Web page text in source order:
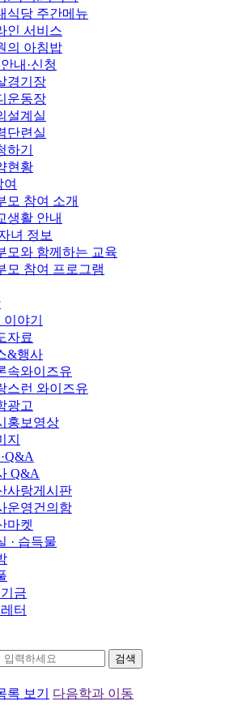
식당 주간메뉴
인 서비스
의 아침밥
내·신청
경기장
운동장
설계실
단련실
하기
현황
여
모 참여 소개
생활 안내
녀 정보
모와 함께하는 교육
모 참여 프로그램
야기
자료
&행사
속와이즈유
스런 와이즈유
광고
홍보영상
지
Q&A
사랑게시판
운영건의함
마켓
· 습득물
금
터
검색
록 보기 다음학과 이동